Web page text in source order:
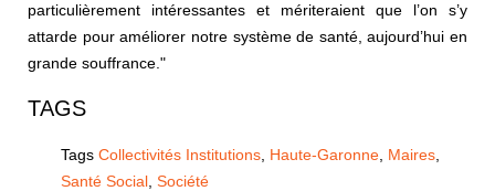
particulièrement intéressantes et mériteraient que l’on s’y
attarde pour améliorer notre système de santé, aujourd’hui en
grande souffrance."
TAGS
Tags Collectivités Institutions Haute-Garonne Maires
Santé Social Société